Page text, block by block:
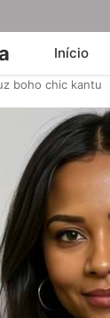
Início
boho chic kantu